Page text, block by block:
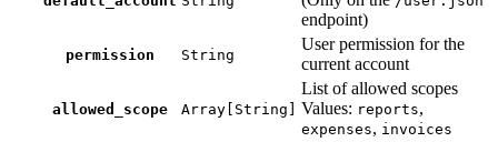
endpoint)
permission String
User permission for the
current account
allowed_scope Array[String]
List of allowed scopes
Values: reports,
expenses, invoices